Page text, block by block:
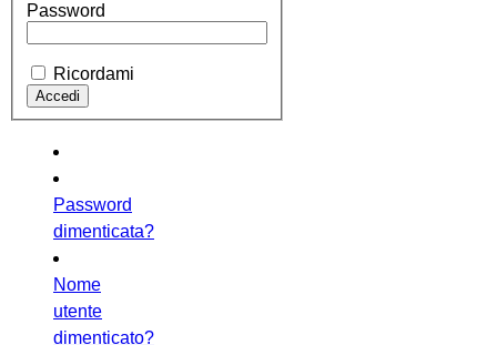
Password
Ricordami
Password
dimenticata?
Nome
utente
dimenticato?